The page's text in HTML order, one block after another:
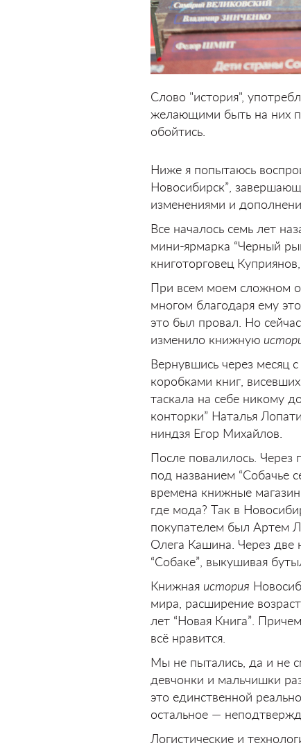
Слово "история",
желающими быть на них
обойтись.
Ниже я попытаюсь
Новосибирск”,
изменениями и
Все началось семь лет
мини-ярмарка “Черный
книготорговец
При всем моем сложном
многом благодаря ему
это был провал. Но
изменило книжную
Вернувшись через месяц
коробками книг,
таскала на себе никому
конторки” Наталья
ниндзя Егор Михайлов.
После повалилось. Через
под названием “Собачье
времена книжные
где мода? Так в
покупателем был Артем
Олега Кашина. Через две
“Собаке”, выкушивая
Книжная история
мира, расширение
лет “Новая Книга”.
всё нравится.
Мы не пытались, да и не
девчонки и мальчишки
это единственной
остальное —
Логистические и